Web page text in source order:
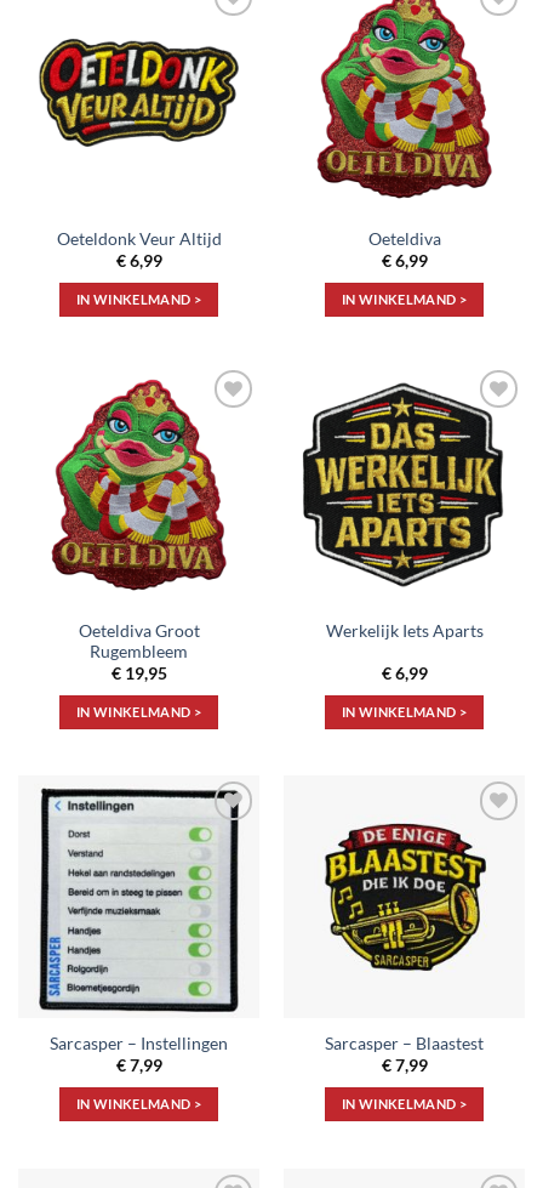
aan
verlanglijst
Oeteldonk Veur Altijd
€6,99
IN WINKELMAND >
Toevoegen
verlanglijst
Oeteldiva
€6,99
IN WINKELMAND >
Toevoegen
verlanglijst
Oeteldiva Groot
Rugembleem
€19,95
IN WINKELMAND >
Toevoegen
aan
verlanglijst
Werkelijk Iets Aparts
€6,99
IN WINKELMAND >
Toevoegen
aan
verlanglijst
Sarcasper – Instellingen
€7,99
IN WINKELMAND >
Toevoegen
aan
verlanglijst
Sarcasper – Blaastest
€7,99
IN WINKELMAND >